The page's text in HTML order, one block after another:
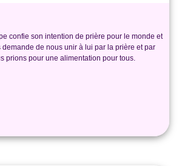
confie son intention de prière pour le monde et
demande de nous unir à lui par la prière et par
prions pour une alimentation pour tous.